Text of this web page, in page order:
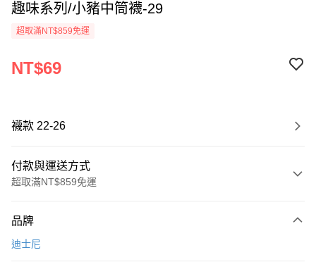
趣味系列/小豬中筒襪-29
超取滿NT$859免運
NT$69
襪款 22-26
付款與運送方式
超取滿NT$859免運
信用卡一次付款
品牌
迪士尼